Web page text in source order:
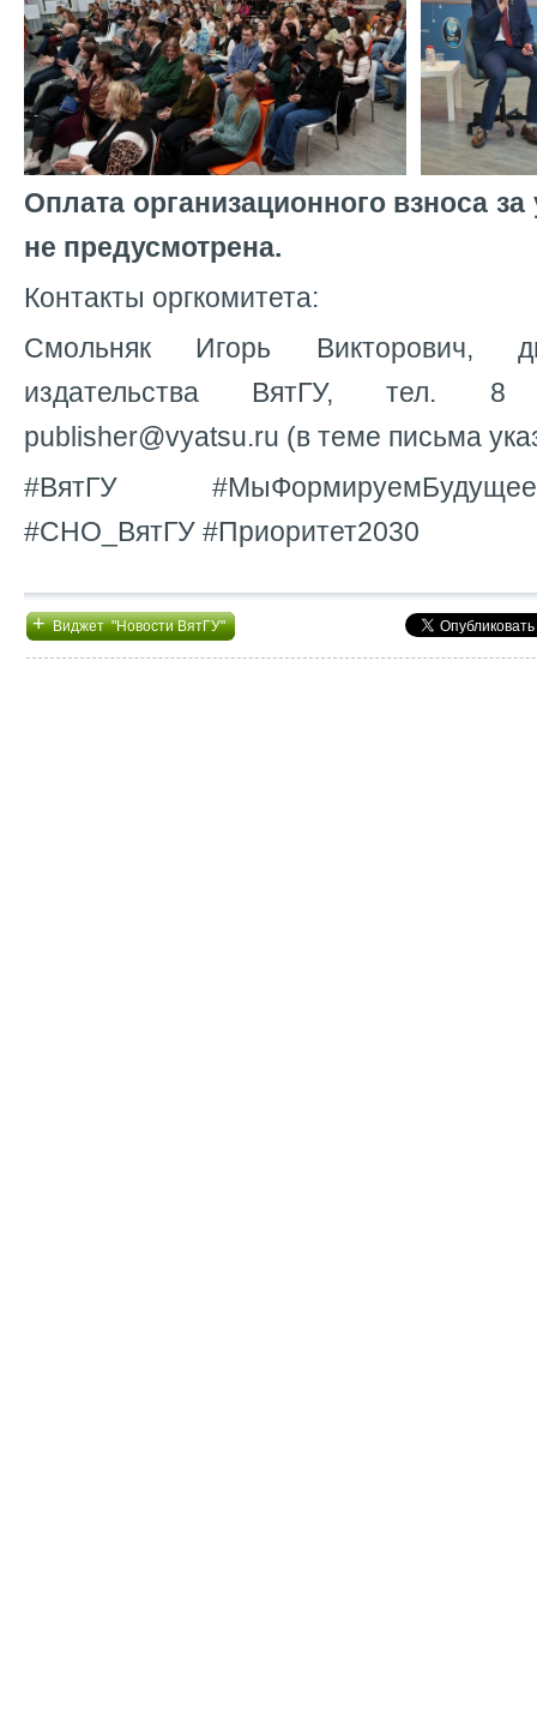
Оплата организационного взноса
не предусмотрена.
Контакты оргкомитета:
Смольняк Игорь Викторович,
издательства ВятГУ, тел. 8
publisher@vyatsu.ru (в теме письма
#ВятГУ
#СНО_ВятГУ #Приоритет2030
+Виджет "Новости ВятГУ"